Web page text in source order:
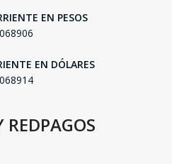
EN PESOS
EN DÓLARES
REDPAGOS